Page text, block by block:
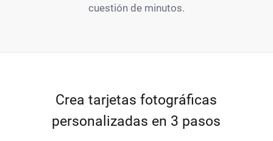
cuestión de minutos.
Crea tarjetas fotográficas
personalizadas en 3 pasos